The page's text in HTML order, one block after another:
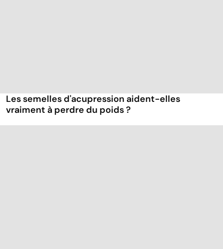
Les semelles d'acupression aident-elles
vraiment à perdre du poids ?